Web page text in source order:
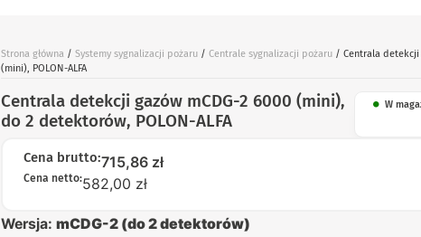
Strona główna/ Systemy sygnalizacji pożaru/ Centrale sygnalizacji pożaru/ Centrala detekcji
(mini), POLON-ALFA
Centrala detekcji gazów mCDG-2 6000 (mini),
do 2 detektorów, POLON-ALFA
W
Cena brutto:715,86zł
Cena netto:582,00 zł
Wersja: mCDG-2 (do 2 detektorów)